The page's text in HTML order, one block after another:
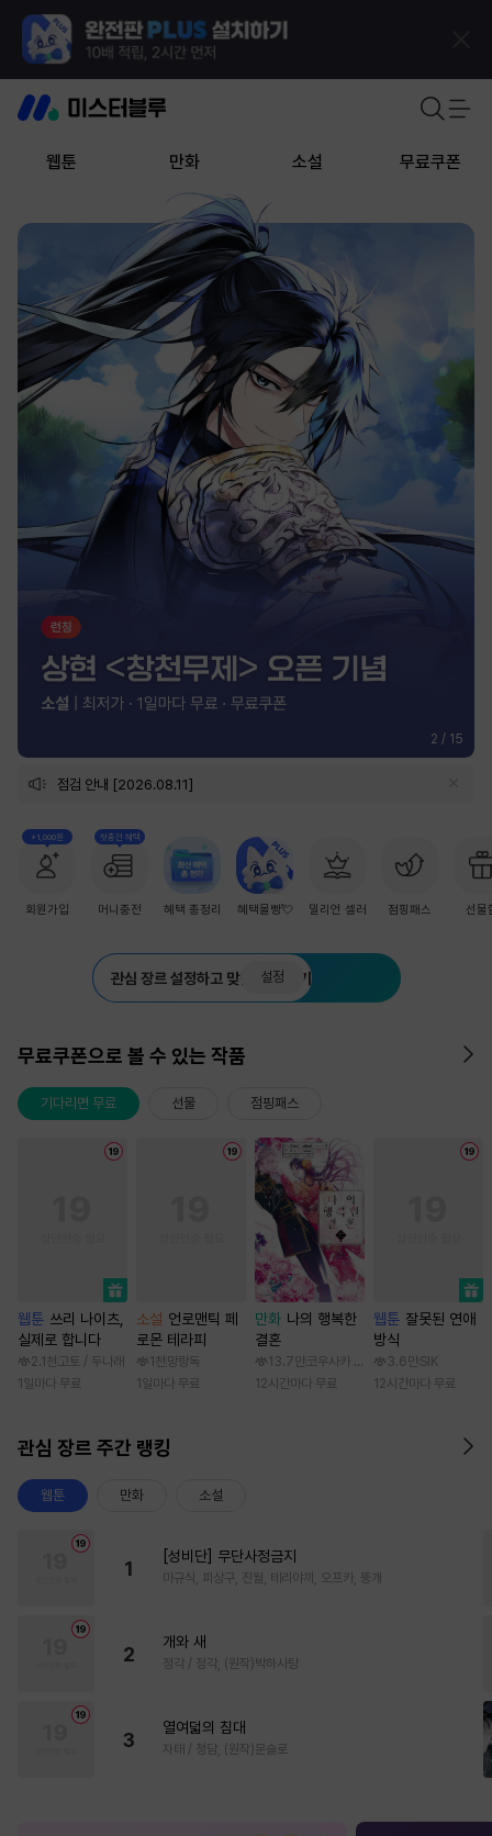
웹툰 만화 소설 무료쿠폰
3 / 15
점검 안내 [2026.08.11]
+1,000원
회원가입
첫충전 혜택
머니충전 혜택 총정리 혜택몰빵💘 밀리언 셀러 점핑패스 선물
관심 장르 설정하고 맞춤 추천 받기
설정
무료쿠폰으로 볼 수 있는 작품
기다리면 무료 선물 점핑패스
웹툰 쓰리 나이츠,
실제로 합니다
2.1천 고토 / 두나래
1일마다 무료
소설 언로맨틱 페
로몬 테라피
1천 망랑독
1일마다 무료
만화 나의 행복한
결혼
13.7만 코우사카 리토 / 아기토기 아쿠미
12시간마다 무료
웹툰 잘못된 연애
방식
3.6만 SIK
12시간마다 무료
관심 장르 주간 랭킹
웹툰 만화 소설
1
[성비단] 무단사정금지
마규식, 피상구, 진월, 테리야끼, 오프카, 뚱개
2
개와 새
정각 / 정각, (원작)박하사탕
3
열여덟의 침대
자태 / 청담, (원작)문슬로